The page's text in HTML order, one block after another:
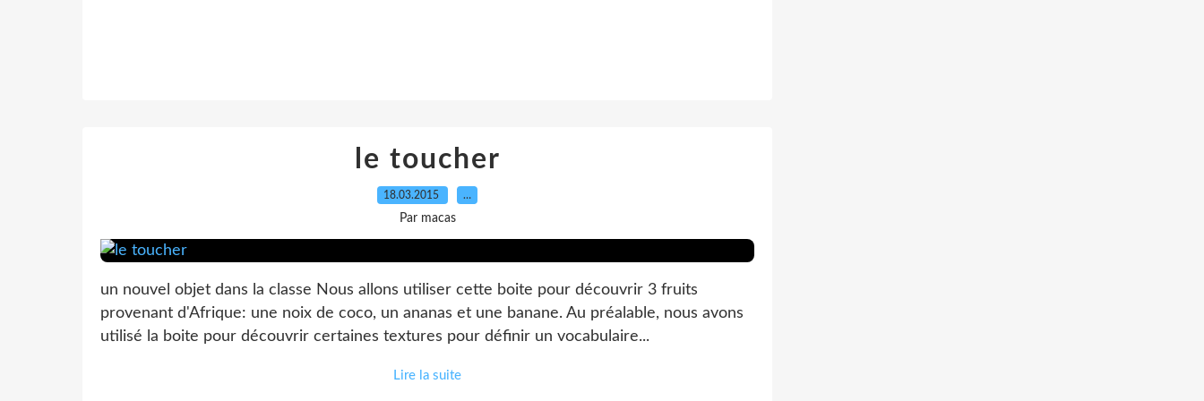
le toucher
18.03.2015 …
Par macas
un nouvel objet dans la classe Nous allons utiliser cette boite pour découvrir 3 fruits
provenant d'Afrique: une noix de coco, un ananas et une banane. Au préalable, nous avons
utilisé la boite pour découvrir certaines textures pour définir un vocabulaire...
Lire la suite